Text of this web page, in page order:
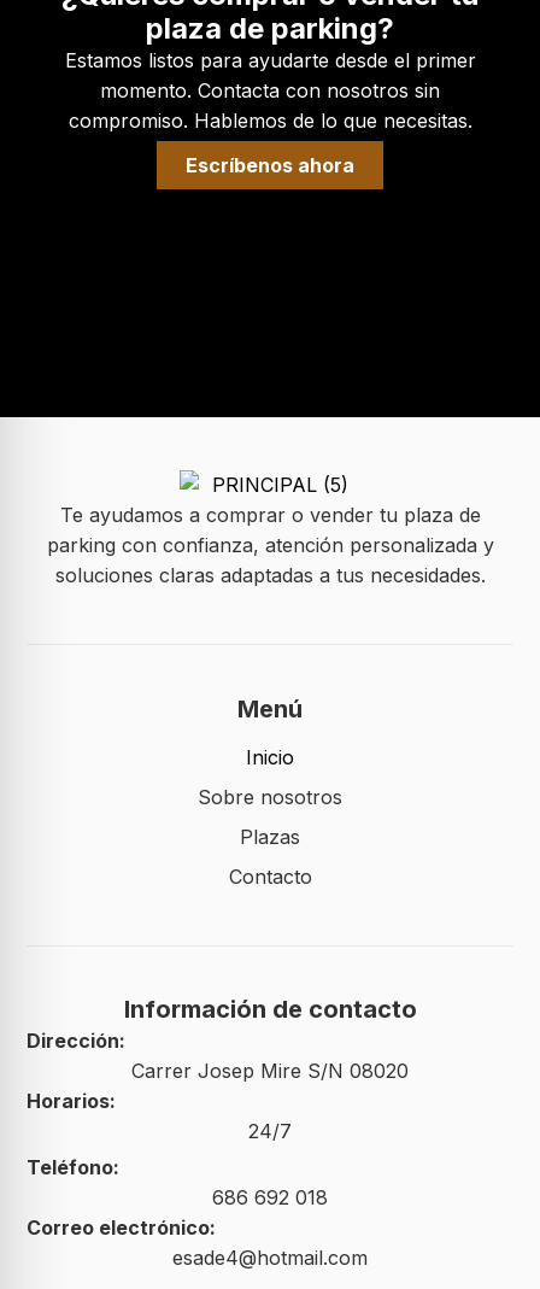
plaza de parking?
Estamos listos para ayudarte desde el primer
momento. Contacta con nosotros sin
compromiso. Hablemos de lo que necesitas.
Escríbenos ahora
Te ayudamos a comprar o vender tu plaza de
parking con confianza, atención personalizada y
soluciones claras adaptadas a tus necesidades.
Menú
Inicio
Sobre nosotros
Plazas
Contacto
Información de contacto
Dirección:
Carrer Josep Mire S/N 08020
Horarios:
24/7
Teléfono:
686 692 018
Correo electrónico:
esade4@hotmail.com